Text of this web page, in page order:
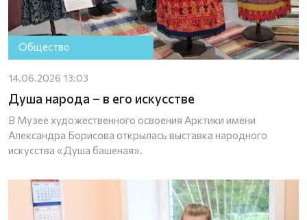
Общество
14.06.2026 13:03
Душа народа – в его искусстве
В Музее художественного освоения Арктики имени
Александра Борисова открылась выставка народного
искусства «Душа башеная».